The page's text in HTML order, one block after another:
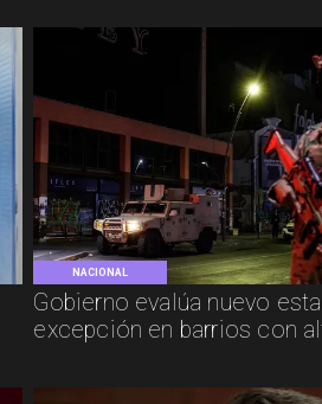
NACIONAL
Gobierno evalúa nuevo
excepción en barrios con